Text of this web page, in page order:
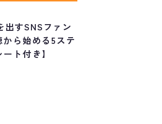
すSNSファン
ら始める5ステ
ト付き】